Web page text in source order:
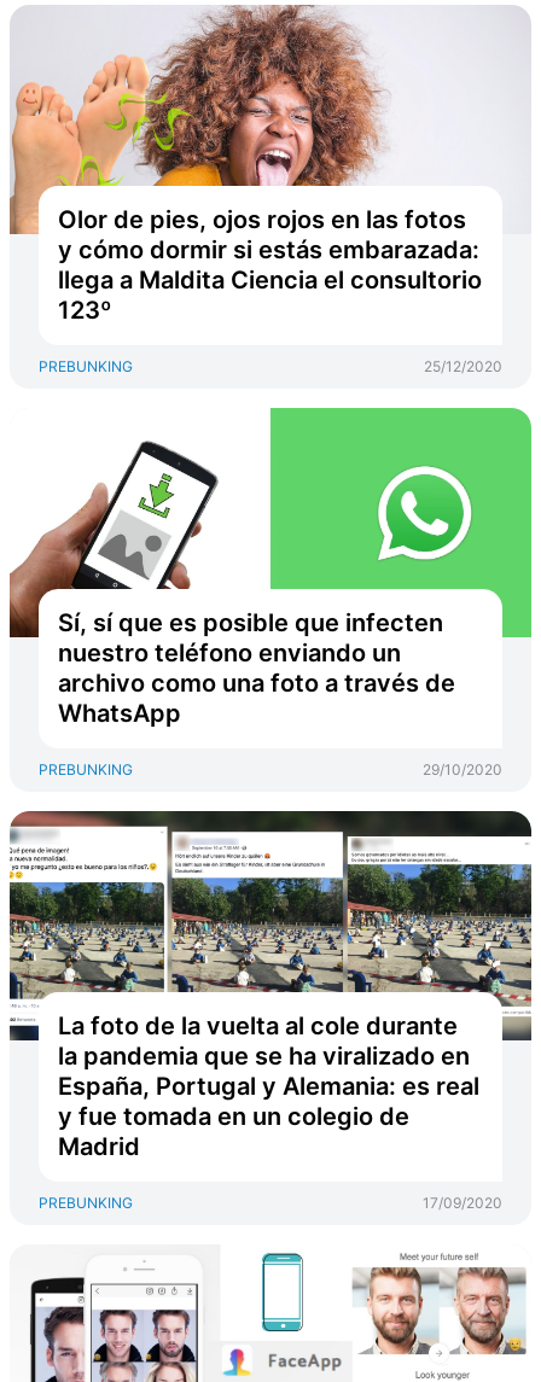
Olor de pies, ojos rojos en las fotos
y cómo dormir si estás embarazada:
llega a Maldita Ciencia el consultorio
123º
PREBUNKING 25/12/2020
Sí, sí que es posible que infecten
nuestro teléfono enviando un
archivo como una foto a través de
WhatsApp
PREBUNKING 29/10/2020
La foto de la vuelta al cole durante
la pandemia que se ha viralizado en
España, Portugal y Alemania: es real
y fue tomada en un colegio de
Madrid
PREBUNKING 17/09/2020